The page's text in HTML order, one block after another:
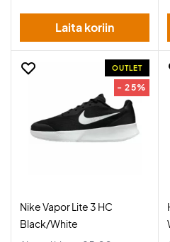
Laita koriin
OUTLET
- 25%
Nike Vapor Lite 3 HC
Black/White